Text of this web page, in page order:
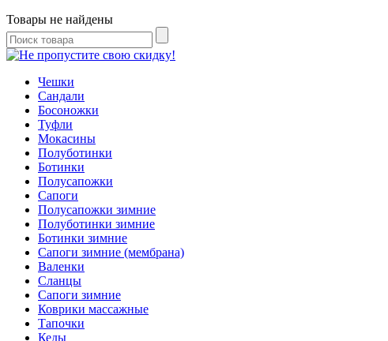
Товары не найдены
Чешки
Сандали
Босоножки
Туфли
Мокасины
Полуботинки
Ботинки
Полусапожки
Сапоги
Полусапожки зимние
Полуботинки зимние
Ботинки зимние
Сапоги зимние (мембрана)
Валенки
Сланцы
Сапоги зимние
Коврики массажные
Тапочки
Кеды